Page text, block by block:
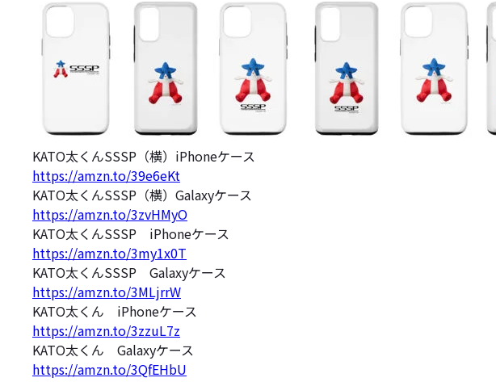
KATO太くんSSSP（横）iPhoneケース
https://amzn.to/39e6eKt
KATO太くんSSSP（横）Galaxyケース
https://amzn.to/3zvHMyO
KATO太くんSSSP iPhoneケース
https://amzn.to/3my1x0T
KATO太くんSSSP Galaxyケース
https://amzn.to/3MLjrrW
KATO太くん iPhoneケース
https://amzn.to/3zzuL7z
KATO太くん Galaxyケース
https://amzn.to/3QfEHbU